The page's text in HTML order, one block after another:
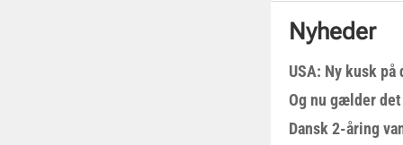
Nyheder
USA: Ny kusk på
Og nu gælder
Dansk 2-åring